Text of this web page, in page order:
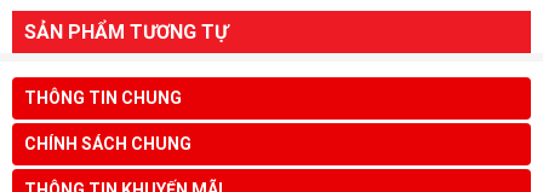
SẢN PHẨM TƯƠNG TỰ
THÔNG TIN CHUNG
CHÍNH SÁCH CHUNG